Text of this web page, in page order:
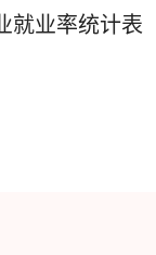
就业率统计表